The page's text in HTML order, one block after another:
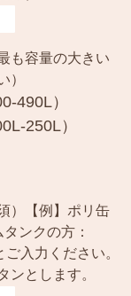
も容量の大きい
）
490L）
250L）
）【例】ポリ缶
ンクの方：
ご入力ください。
ンとします。